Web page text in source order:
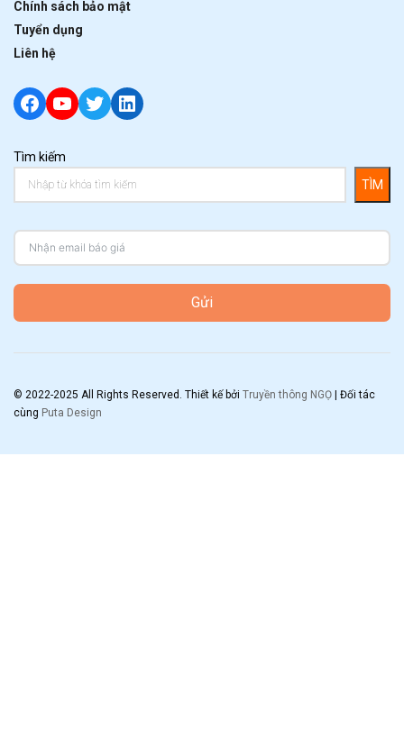
Chính sách bảo mật
Tuyển dụng
Liên hệ
Facebook
YouTube
TwitterLinkedIn
Tìm kiếm
TÌM
Gửi
© 2022-2025 All Rights Reserved. Thiết kế bởi Truyền thông NGỌ | Đối tác
cùng Puta Design